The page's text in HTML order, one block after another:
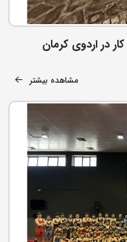
در اردوی کرمان
مشاهده بیشتر